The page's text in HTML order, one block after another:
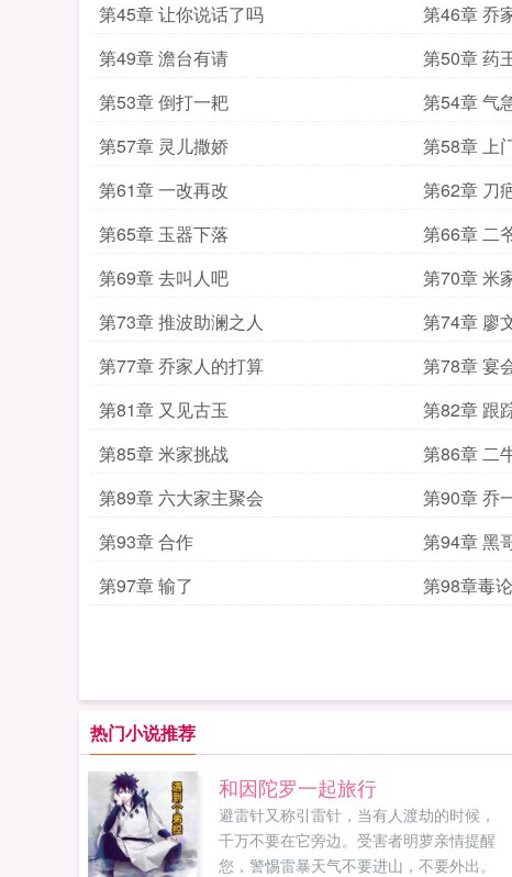
第45章 让你说话了吗
第46章 乔
第49章 澹台有请
第50章 药
第53章 倒打一耙
第54章 气
第57章 灵儿撒娇
第58章 上
第61章 一改再改
第62章 刀
第65章 玉器下落
第66章 二
第69章 去叫人吧
第70章 米
第73章 推波助澜之人
第74章 廖
第77章 乔家人的打算
第78章 宴
第81章 又见古玉
第82章 跟
第85章 米家挑战
第86章 二
第89章 六大家主聚会
第90章 乔
第93章 合作
第94章 黑
第97章 输了
第98章毒
热门小说推荐
和因陀罗一起旅行
避雷针又称引雷针，当有人渡劫的时候，
千万不要在它旁边。受害者明萝亲情提醒
您，警惕雷暴天气不要进山，不要外出。